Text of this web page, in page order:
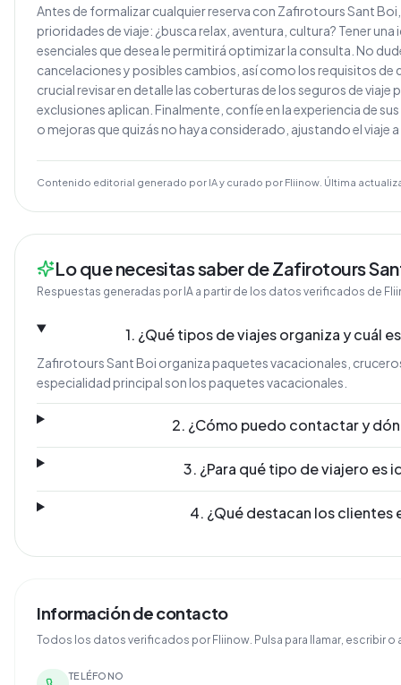
Antes de formalizar cualquier reserva con Zafirotours Sant
prioridades de viaje: ¿busca relax, aventura, cultura? Tener
esenciales que desea le permitirá optimizar la consulta. No
cancelaciones y posibles cambios, así como los requisitos
crucial revisar en detalle las coberturas de los seguros de
exclusiones aplican. Finalmente, confíe en la experiencia de
o mejoras que quizás no haya considerado, ajustando el viaje
Contenido editorial generado por IA y curado por Fliinow. Última
Lo que necesitas saber de Zafirotours
Respuestas generadas por IA a partir de los datos verificados de
1. ¿Qué tipos de viajes organiza y cuál
Zafirotours Sant Boi organiza paquetes vacacionales,
especialidad principal son los paquetes vacacionales.
2. ¿Cómo puedo contactar y
3. ¿Para qué tipo de viajero es
4. ¿Qué destacan los clientes
Información de contacto
Todos los datos verificados por Fliinow. Pulsa para llamar, escribir o
TELÉFONO